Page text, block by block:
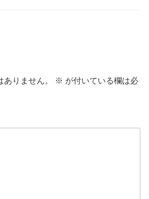
りません。 ※ が付いている欄は必